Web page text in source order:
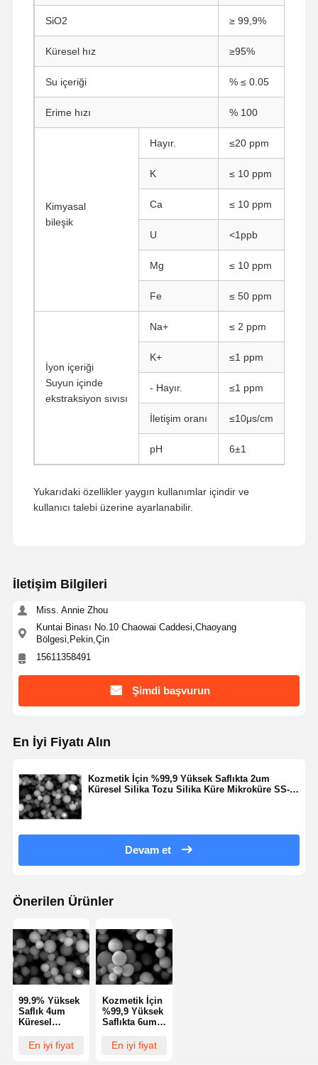
Ana Sayfa Hakkımızda Fabrika Turu
Kalite Kontrol Bize Ulaşın Teklif Isteği
Monodispers Silika Mikroküreler
Silika Mikroküreler Kozmetik
Erimiş Silika Tozu
Nano Silika Tozu
hidrofilik füme silika
Hidrofobik Füme Silika
Silikon Metal Tozu
SiO2 ≥ 99,9%
Küresel hız ≥95%
Su içeriği % ≤ 0.05
Erime hızı % 100
Kimyasal
bileşik
Hayır. ≤20 ppm
K ≤ 10 ppm
Ca ≤ 10 ppm
U <1ppb
Mg ≤ 10 ppm
Fe ≤ 50 ppm
İyon içeriği
Suyun içinde
ekstraksiyon sıvısı
Na+ ≤ 2 ppm
K+ ≤1 ppm
- Hayır. ≤1 ppm
İletişim oranı ≤10μs/cm
pH 6±1
Yukarıdaki özellikler yaygın kullanımlar içindir ve
kullanıcı talebi üzerine ayarlanabilir.
İletişim Bilgileri
Miss. Annie Zhou
Kuntai Binası No.10 Chaowai Caddesi,Chaoyang
Bölgesi,Pekin,Çin
15611358491
Şimdi başvurun
En İyi Fiyatı Alın
Kozmetik İçin %99,9 Yüksek Saflıkta 2um
Küresel Silika Tozu Silika Küre Mikroküre SS-
Devam et
Önerilen Ürünler
99.9% Yüksek
Saflık 4um
Küresel
Silikon Küre
Mikrosferi
En iyi fiyat
Kozmetik İçin
%99,9 Yüksek
Saflıkta 6um
Tozu Silika
En iyi fiyat